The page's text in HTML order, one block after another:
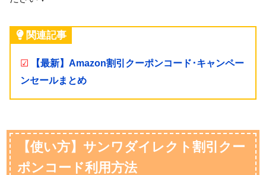
関連記事
☑
【最新】Amazon割引クーポンコード･キャンペー
ンセールまとめ
【使い方】サンワダイレクト割引クー
ポンコード利用方法